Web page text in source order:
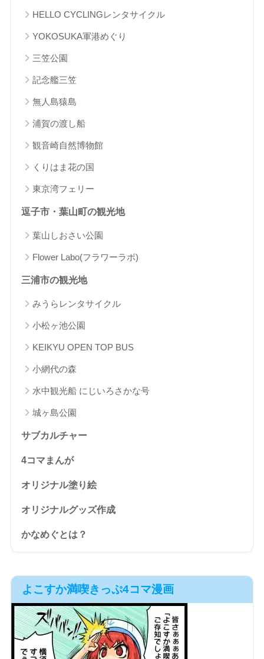
HELLO CYCLINGレンタサイクル
YOKOSUKA軍港めぐり
三笠公園
記念艦三笠
無人島猿島
浦賀の渡し船
観音崎自然博物館
くりはま花の国
東京湾フェリー
逗子市・葉山町の観光地
葉山しおさい公園
Flower Labo(フラワーラボ)
三浦市の観光地
みうらレンタサイクル
小松ヶ池公園
KEIKYU OPEN TOP BUS
小網代の森
水中観光船 にじいろさかな号
城ヶ島公園
サブカルチャー
4コマまんが
オリジナル塗り絵
オリジナルグッズ作成
かなめぐとは？
よこすか満喫きっぷ4コマ漫画